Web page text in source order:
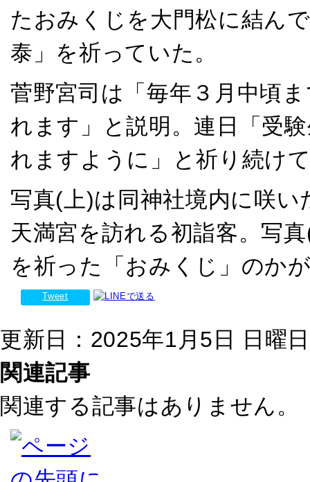
たおみくじを大門松に結ん
泰」を祈っていた。
菅野宮司は「毎年３月中頃
れます」と説明。連日「受
れますように」と祈り続け
写真(上)は同神社境内に咲
天満宮を訪れる初詣客。写
を祈った「おみくじ」のか
Tweet
更新日：2025年1月5日 日曜
関連記事
関連する記事はありません。